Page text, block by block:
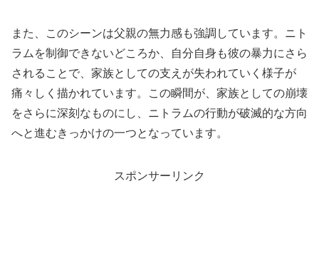
また、このシーンは父親の無力感も強調しています。ニト
ラムを制御できないどころか、自分自身も彼の暴力にさら
されることで、家族としての支えが失われていく様子が
痛々しく描かれています。この瞬間が、家族としての崩壊
をさらに深刻なものにし、ニトラムの行動が破滅的な方向
へと進むきっかけの一つとなっています。
スポンサーリンク